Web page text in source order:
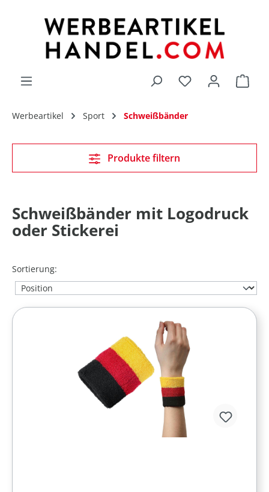
Du hast 0
Werbeartikel Sport Schweißbänder
Schweißbänder mit Logodruck
oder Stickerei
Sortierung:
Produkte filtern